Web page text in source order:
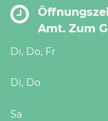
Amt. Zum
Di, Do, Fr
Di, Do
Sa